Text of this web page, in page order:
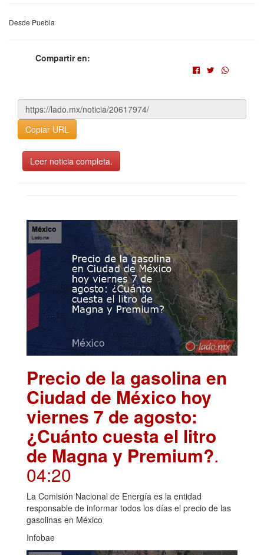
Desde Puebla
Compartir en:
Copiar URL
Leer noticia completa.
Precio de la gasolina en
Ciudad de México hoy
viernes 7 de agosto:
¿Cuánto cuesta el litro
de Magna y Premium?.
04:20
La Comisión Nacional de Energía es la entidad
responsable de informar todos los días el precio de las
gasolinas en México
Infobae